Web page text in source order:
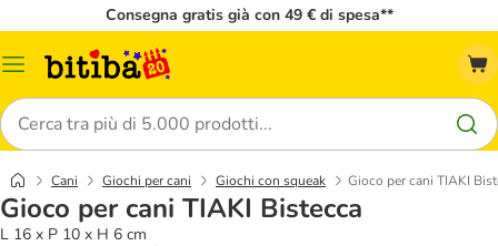
Consegna gratis già con 49 € di spesa**
Overview
Cerca
Cani Giochi per cani Giochi con squeak Gioco per cani TIAKI
Gioco per cani TIAKI Bistecca
L 16 x P 10 x H 6 cm